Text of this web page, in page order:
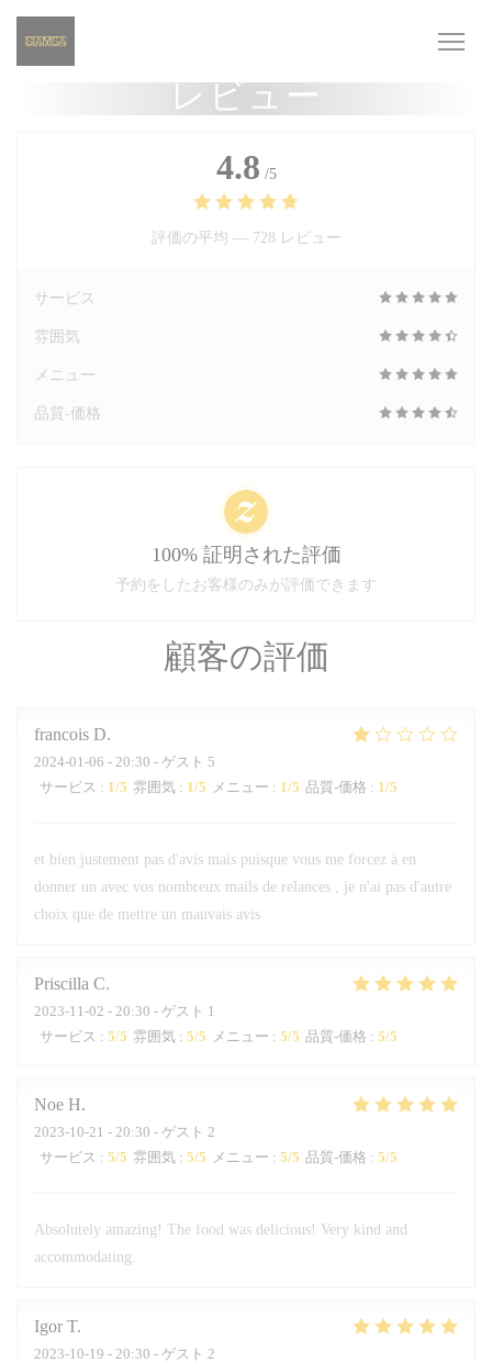
クッキー利用の管理について
レビュー
顧客の評価
francois D
2024-01-06 - 20:30 - ゲスト 5
サービス : 1/5 雰囲気 : 1/5 メニュー : 1/5 品質-価格 : 1/5
et bien justement pas d'avis mais puisque vous me forcez à en
donner un avec vos nombreux mails de relances , je n'ai pas d'autre
choix que de mettre un mauvais avis
Priscilla C
2023-11-02 - 20:30 - ゲスト 1
サービス : 5/5 雰囲気 : 5/5 メニュー : 5/5 品質-価格 : 5/5
Noe H
2023-10-21 - 20:30 - ゲスト 2
サービス : 5/5 雰囲気 : 5/5 メニュー : 5/5 品質-価格 : 5/5
Absolutely amazing! The food was delicious! Very kind and
accommodating.
Igor T
2023-10-19 - 20:30 - ゲスト 2
4.8 /5
評価の平均 — 728 レビュー
サービス
雰囲気
メニュー
品質-価格
100% 証明された評価
予約をしたお客様のみが評価できます